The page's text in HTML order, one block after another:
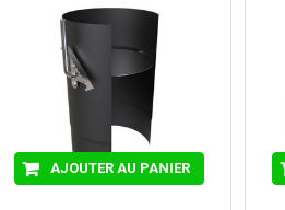
AJOUTER AU PANIER